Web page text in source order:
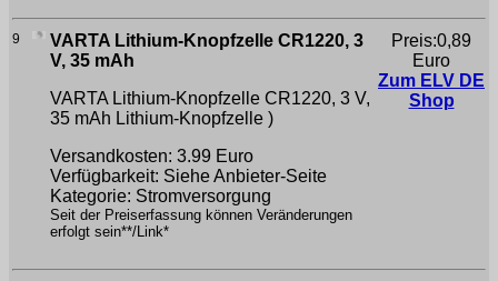
9
VARTA Lithium-Knopfzelle CR1220, 3
V, 35 mAh
VARTA Lithium-Knopfzelle CR1220, 3 V,
35 mAh Lithium-Knopfzelle )
Versandkosten: 3.99 Euro
Verfügbarkeit: Siehe Anbieter-Seite
Kategorie: Stromversorgung
Seit der Preiserfassung können Veränderungen
erfolgt sein**/Link*
Preis:0,89
Euro
Zum ELV DE
Shop